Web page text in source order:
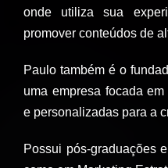
onde utiliza sua
promover conteúdos de
Paulo também é o
uma empresa focada
e personalizadas para a
Possui pós-graduações